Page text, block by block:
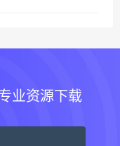
业资源下载